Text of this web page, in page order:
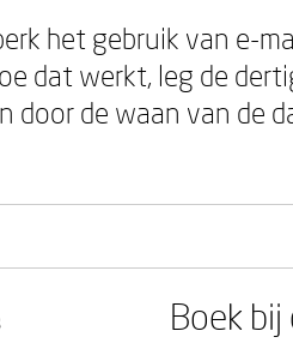
het gebruik van e-
dat werkt, leg de
door de waan van de
Boek